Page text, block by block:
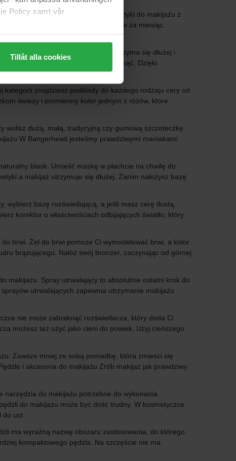
Policy samt vår
Tillåt alla cookies
do pracy i wybierać różne kosmetyki do makijażu z
popularne, może nie być tak znane za miesiąc.
do Twojego wyglądu.
To da Ci gwarancję, że makijaż utrzyma się dłużej i
gdy chcesz pozwolić skórze odetchnąć. Dzięki
znajdziesz podkłady do każdego rodzaju cery od
świeży i promienny kolor jednym z różów, które
wolisz dużą, małą, tradycyjną czy gumową szczoteczkę
W Bangerhead jesteśmy prawdziwymi maniakami
blask. Umieść maskę w płachcie na chwilę do
a makijaż utrzymuje się dłużej. Zanim nałożysz bazę
wybierz bazę rozświetlającą, a jeśli masz cerę tłustą,
korektor o właściwościach odbijających światło, który
brwi. Żel do brwi pomoże Ci wymodelować brwi, a kolor
brązującego. Nałóż swój bronzer, zaczynając od górnej
makijażu. Spray utrwalający to absolutnie ostatni krok do
utrwalających zapewnia utrzymanie makijażu
nie może zabraknąć rozświetlacza, który doda Ci
możesz też użyć jako cieni do powiek. Użyj cieńszego
Zawsze mniej ze sobą pomadkę, która zmieści się
i akcesoria do makijażu Zrób makijaż jak prawdziwy
narzędzia do makijażu potrzebne do wykonania
do makijażu może być dość trudny. W kosmetyczce
do ust.
ma wyraźną nazwę obszaru zastosowania, do którego
kompaktowego pędzla. Na szczęście nie ma